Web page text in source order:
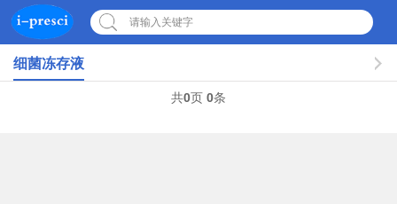
请输入关键字
细菌冻存液
共0页 0条